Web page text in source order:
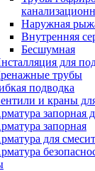
Наружная
Внутренняя
Бесшумная
для
трубы
подводка
и краны
запорная
запорная
для